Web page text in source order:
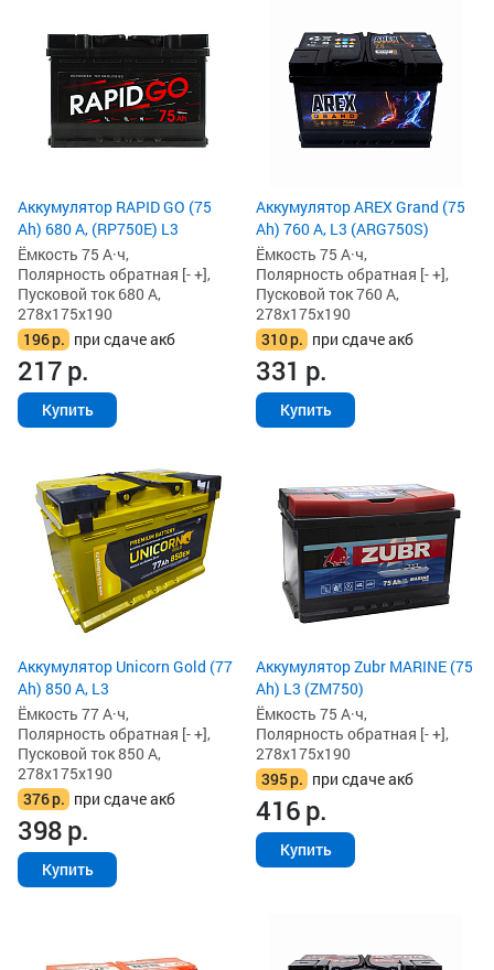
Аккумулятор RAPID GO (75
Ah) 680 А, (RP750E) L3
Ёмкость 75 А·ч,
Полярность обратная [- +],
Пусковой ток 680 А,
278x175x190
196р. при сдаче акб
217р.
Купить
Аккумулятор AREX Grand (75
Ah) 760 А, L3 (ARG750S)
Ёмкость 75 А·ч,
Полярность обратная [- +],
Пусковой ток 760 А,
278x175x190
310р. при сдаче акб
331 р.
Купить
Аккумулятор Unicorn Gold (77
Ah) 850 А, L3
Ёмкость 77 А·ч,
Полярность обратная [- +],
Пусковой ток 850 А,
278x175x190
376р. при сдаче акб
398р.
Купить
Аккумулятор Zubr MARINE (75
Ah) L3 (ZM750)
Ёмкость 75 А·ч,
Полярность обратная [- +],
278x175x190
395р. при сдаче акб
416р.
Купить